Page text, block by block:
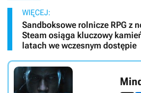
WIĘCEJ:
Sandboksowe rolnicze RPG z
Steam osiąga kluczowy
latach we wczesnym dostępie